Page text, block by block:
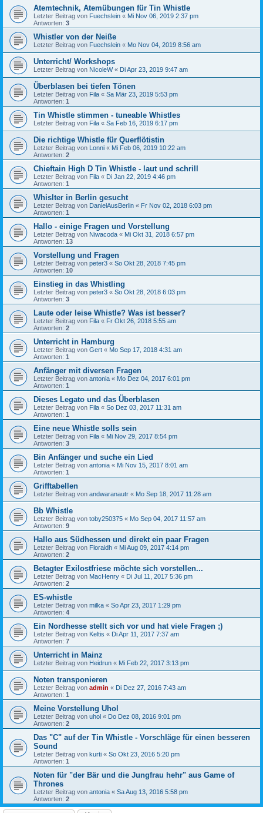
Atemtechnik, Atemübungen für Tin Whistle
Letzter Beitrag von Fuechslein « Mi Nov 06, 2019 2:37 pm
Antworten: 3
Whistler von der Neiße
Letzter Beitrag von Fuechslein « Mo Nov 04, 2019 8:56 am
Unterricht/ Workshops
Letzter Beitrag von NicoleW« Di Apr 23, 2019 9:47 am
Überblasen bei tiefen Tönen
Letzter Beitrag von Fila « Sa Mär 23, 2019 5:53 pm
Antworten: 1
Tin Whistle stimmen - tuneable Whistles
Letzter Beitrag von Fila « Sa Feb 16, 2019 6:17 pm
Die richtige Whistle für Querflötistin
Letzter Beitrag von Lonni « Mi Feb 06, 2019 10:22 am
Antworten: 2
Chieftain High D Tin Whistle - laut und schrill
Letzter Beitrag von Fila « Di Jan 22, 2019 4:46 pm
Antworten: 1
Whislter in Berlin gesucht
Letzter Beitrag von DanielAusBerlin « Fr Nov 02, 2018 6:03 pm
Antworten: 1
Hallo - einige Fragen und Vorstellung
Letzter Beitrag von Niwacoda « Mi Okt 31, 2018 6:57 pm
Antworten: 13
Vorstellung und Fragen
Letzter Beitrag von peter3 « So Okt 28, 2018 7:45 pm
Antworten: 10
Einstieg in das Whistling
Letzter Beitrag von peter3 « So Okt 28, 2018 6:03 pm
Antworten: 3
Laute oder leise Whistle? Was ist besser?
Letzter Beitrag von Fila « Fr Okt 26, 2018 5:55 am
Antworten: 2
Unterricht in Hamburg
Letzter Beitrag von Gert « Mo Sep 17, 2018 4:31 am
Antworten: 1
Anfänger mit diversen Fragen
Letzter Beitrag von antonia « Mo Dez 04, 2017 6:01 pm
Antworten: 1
Dieses Legato und das Überblasen
Letzter Beitrag von Fila « So Dez 03, 2017 11:31 am
Antworten: 1
Eine neue Whistle solls sein
Letzter Beitrag von Fila « Mi Nov 29, 2017 8:54 pm
Antworten: 3
Bin Anfänger und suche ein Lied
Letzter Beitrag von antonia « Mi Nov 15, 2017 8:01 am
Antworten: 1
Grifftabellen
Letzter Beitrag von andwaranautr « Mo Sep 18, 2017 11:28 am
Bb Whistle
Letzter Beitrag von toby250375 « Mo Sep 04, 2017 11:57 am
Antworten: 9
Hallo aus Südhessen und direkt ein paar Fragen
Letzter Beitrag von Floraidh « Mi Aug 09, 2017 4:14 pm
Antworten: 2
Betagter Exilostfriese möchte sich vorstellen...
Letzter Beitrag von MacHenry « Di Jul 11, 2017 5:36 pm
Antworten: 2
ES-whistle
Letzter Beitrag von milka « So Apr 23, 2017 1:29 pm
Antworten: 4
Ein Nordhesse stellt sich vor und hat viele Fragen ;)
Letzter Beitrag von Keltis « Di Apr 11, 2017 7:37 am
Antworten: 7
Unterricht in Mainz
Letzter Beitrag von Heidrun « Mi Feb 22, 2017 3:13 pm
Noten transponieren
Letzter Beitrag von admin « Di Dez 27, 2016 7:43 am
Antworten: 1
Meine Vorstellung Uhol
Letzter Beitrag von uhol « Do Dez 08, 2016 9:01 pm
Antworten: 2
Das "C" auf der Tin Whistle - Vorschläge für einen besseren
Sound
Letzter Beitrag von kurti « So Okt 23, 2016 5:20 pm
Antworten: 1
Noten für "der Bär und die Jungfrau hehr" aus Game of
Thrones
Letzter Beitrag von antonia « Sa Aug 13, 2016 5:58 pm
Antworten: 2